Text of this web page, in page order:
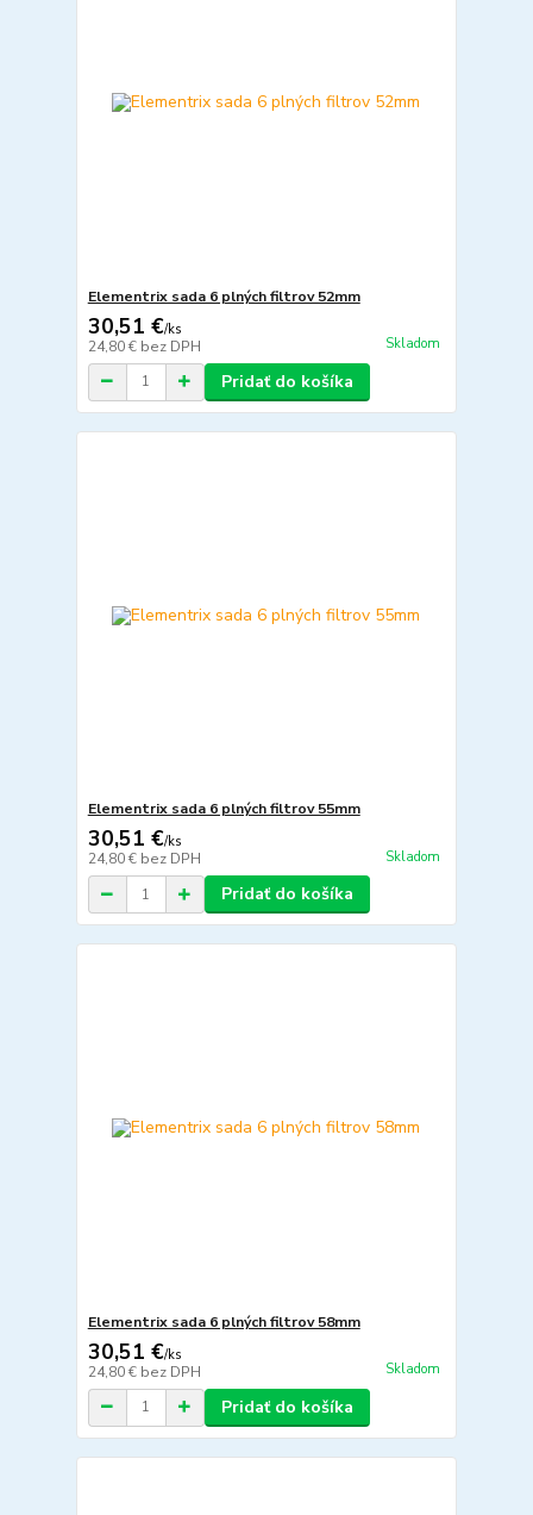
Elementrix sada 6 plných filtrov 52mm
30,51 €/ks
24,80 € bez DPH Skladom
Pridať do košíka
Elementrix sada 6 plných filtrov 55mm
30,51 €/ks
24,80 € bez DPH Skladom
Pridať do košíka
Elementrix sada 6 plných filtrov 58mm
30,51 €/ks
24,80 € bez DPH Skladom
Pridať do košíka